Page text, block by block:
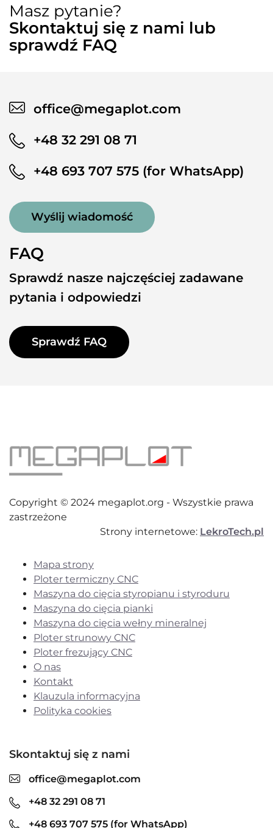
Masz pytanie?
Skontaktuj się z nami lub
sprawdź FAQ
office@megaplot.com
+48 32 291 08 71
+48 693 707 575 (for WhatsApp)
Wyślij wiadomość
FAQ
Sprawdź nasze najczęściej zadawane
pytania i odpowiedzi
Sprawdź FAQ
Copyright © 2024 megaplot.org - Wszystkie prawa
zastrzeżone
Strony internetowe: LekroTech.pl
Mapa strony
Ploter termiczny CNC
Maszyna do cięcia styropianu i styroduru
Maszyna do cięcia pianki
Maszyna do cięcia wełny mineralnej
Ploter strunowy CNC
Ploter frezujący CNC
O nas
Kontakt
Klauzula informacyjna
Polityka cookies
Skontaktuj się z nami
office@megaplot.com
+48 32 291 08 71
+48 693 707 575 (for WhatsApp)